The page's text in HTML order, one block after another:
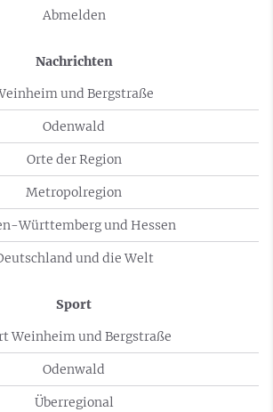
Abmelden
Nachrichten
und Bergstraße
Odenwald
Orte der Region
Metropolregion
Württemberg und Hessen
und die Welt
Sport
Weinheim und Bergstraße
Odenwald
Überregional